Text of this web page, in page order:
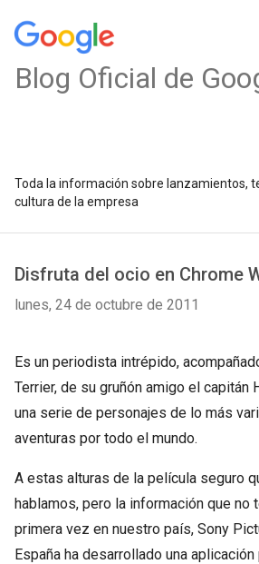
Blog Oficial de
Toda la información sobre lanzamientos,
cultura de la empresa
Disfruta del ocio en Chrome
lunes, 24 de octubre de 2011
Es un periodista intrépido,
Terrier, de su gruñón amigo el capitán
una serie de personajes de lo más
aventuras por todo el mundo.
A estas alturas de la película seguro
hablamos, pero la información que no
primera vez en nuestro país, Sony
España ha desarrollado una aplicación